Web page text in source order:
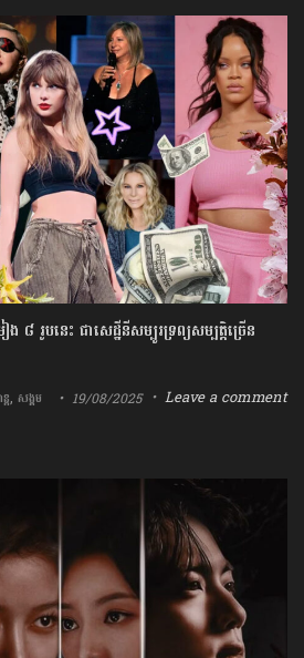
៨ រូបនេះ ជាសេដ្ឋីនីសម្បូរទ្រព្យសម្បត្តិច្រើន
, សង្គម
19/08/2025 Leave a comment